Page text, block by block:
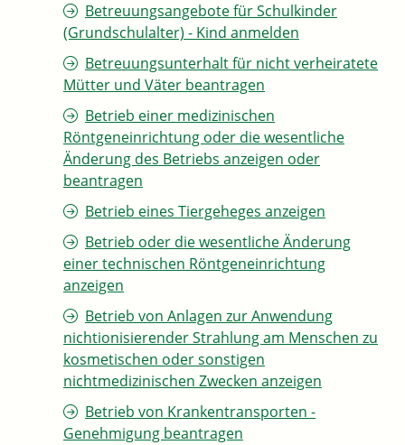
Betreuungsangebote für Schulkinder
(Grundschulalter) - Kind anmelden
Betreuungsunterhalt für nicht verheiratete
Mütter und Väter beantragen
Betrieb einer medizinischen
Röntgeneinrichtung oder die wesentliche
Änderung des Betriebs anzeigen oder
beantragen
Betrieb eines Tiergeheges anzeigen
Betrieb oder die wesentliche Änderung
einer technischen Röntgeneinrichtung
anzeigen
Betrieb von Anlagen zur Anwendung
nichtionisierender Strahlung am Menschen zu
kosmetischen oder sonstigen
nichtmedizinischen Zwecken anzeigen
Betrieb von Krankentransporten -
Genehmigung beantragen